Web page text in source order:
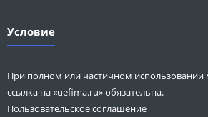
Условие
При полном или частичном использовании
ссылка на «uefima.ru» обязательна.
Пользовательское соглашение